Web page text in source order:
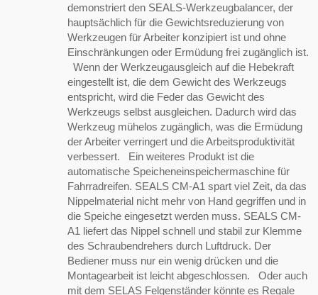
demonstriert den SEALS-Werkzeugbalancer, der
hauptsächlich für die Gewichtsreduzierung von
Werkzeugen für Arbeiter konzipiert ist und ohne
Einschränkungen oder Ermüdung frei zugänglich ist.
Wenn der Werkzeugausgleich auf die Hebekraft
eingestellt ist, die dem Gewicht des Werkzeugs
entspricht, wird die Feder das Gewicht des
Werkzeugs selbst ausgleichen. Dadurch wird das
Werkzeug mühelos zugänglich, was die Ermüdung
der Arbeiter verringert und die Arbeitsproduktivität
verbessert. Ein weiteres Produkt ist die
automatische Speicheneinspeichermaschine für
Fahrradreifen. SEALS CM-A1 spart viel Zeit, da das
Nippelmaterial nicht mehr von Hand gegriffen und in
die Speiche eingesetzt werden muss. SEALS CM-
A1 liefert das Nippel schnell und stabil zur Klemme
des Schraubendrehers durch Luftdruck. Der
Bediener muss nur ein wenig drücken und die
Montagearbeit ist leicht abgeschlossen. Oder auch
mit dem SELAS Felgenständer könnte es Regale